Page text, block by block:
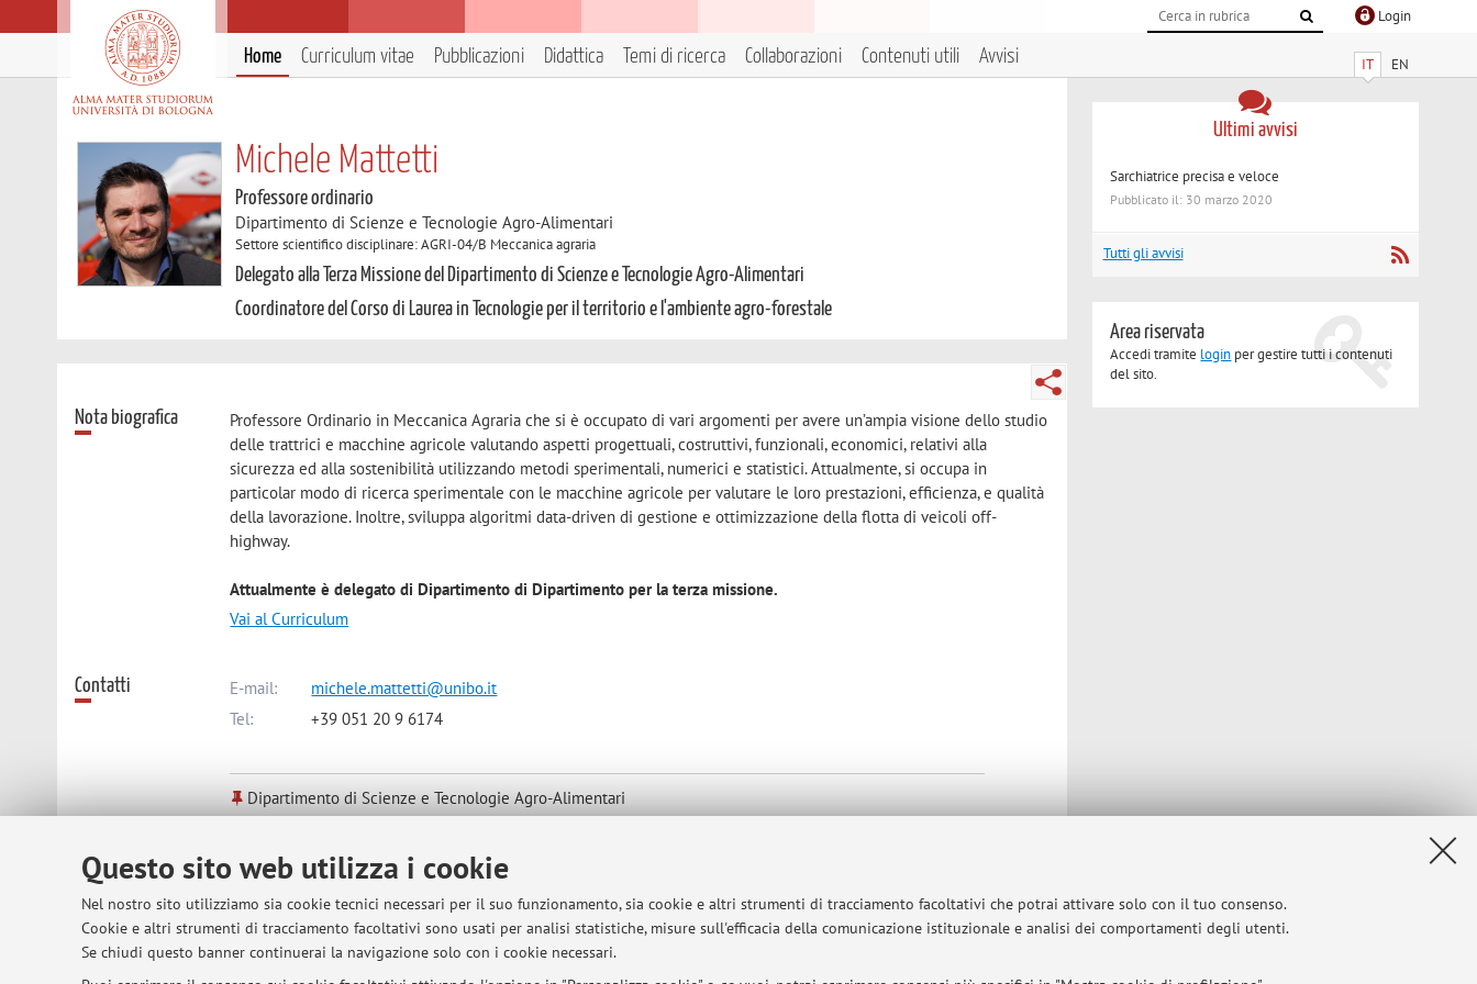
Questo sito web utilizza i cookie
Nel nostro sito utilizziamo sia cookie tecnici necessari per il suo funzionamento, sia cookie e altri strumenti di tracciamento facoltativi che potrai attivare solo con il tuo consenso.
Cookie e altri strumenti di tracciamento facoltativi sono usati per analisi statistiche, misure sull'efficacia della comunicazione istituzionale e analisi dei comportamenti degli utenti.
Se chiudi questo banner continuerai la navigazione solo con i cookie necessari.
Login
IT EN
Home Curriculum vitae Pubblicazioni Didattica Temi di ricerca Collaborazioni Contenuti utili Avvisi
Michele Mattetti
Professore ordinario
Dipartimento di Scienze e Tecnologie Agro-Alimentari
Settore scientifico disciplinare: AGRI-04/B Meccanica agraria
Delegato alla Terza Missione del Dipartimento di Scienze e Tecnologie Agro-Alimentari
Coordinatore del Corso di Laurea in Tecnologie per il territorio e l'ambiente agro-forestale
Nota biografica
Professore Ordinario in Meccanica Agraria che si è occupato di vari argomenti per avere un’ampia visione dello studio
delle trattrici e macchine agricole valutando aspetti progettuali, costruttivi, funzionali, economici, relativi alla
sicurezza ed alla sostenibilità utilizzando metodi sperimentali, numerici e statistici. Attualmente, si occupa in
particolar modo di ricerca sperimentale con le macchine agricole per valutare le loro prestazioni, efficienza, e qualità
della lavorazione. Inoltre, sviluppa algoritmi data-driven di gestione e ottimizzazione della flotta di veicoli off-
highway.
Attualmente è delegato di Dipartimento di Dipartimento per la terza missione.
Vai al Curriculum
Contatti E-mail:
michele.mattetti@unibo.it
Tel:
+39 051 20 9 6174
Dipartimento di Scienze e Tecnologie Agro-Alimentari
Viale Fanin 50, Bologna -Vai alla mappa
Risorse in rete ORCID
Orario di ricevimento
Ultimi avvisi
Sarchiatrice precisa e veloce
Pubblicato il: 30 marzo 2020
Tutti gli avvisi
Area riservata
Accedi tramite login per gestire tutti i contenuti
del sito.